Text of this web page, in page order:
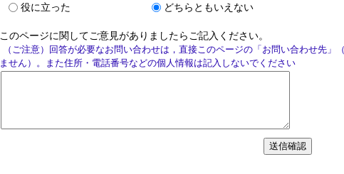
役に立った
どちらともいえない
このページに関してご意見がありましたらご記入ください。
（ご注意）回答が必要なお問い合わせは，直接このページの「お問い合わせ先
ません）。また住所・電話番号などの個人情報は記入しないでください